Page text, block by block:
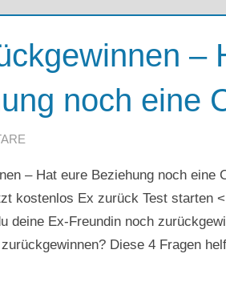
–
noch eine
– Hat eure Beziehung noch eine
kostenlos Ex zurück Test starten <
deine Ex-Freundin noch
Diese 4 Fragen